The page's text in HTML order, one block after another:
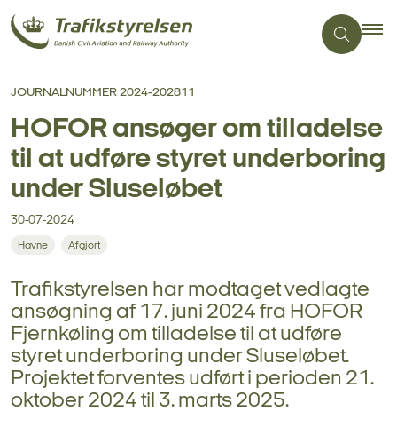
JOURNALNUMMER 2024-202811
HOFOR ansøger om tilladelse
til at udføre styret underboring
under Sluseløbet
30-07-2024
Havne Afgjort
Trafikstyrelsen har modtaget vedlagte
ansøgning af 17. juni 2024 fra HOFOR
Fjernkøling om tilladelse til at udføre
styret underboring under Sluseløbet.
Projektet forventes udført i perioden 21.
oktober 2024 til 3. marts 2025.